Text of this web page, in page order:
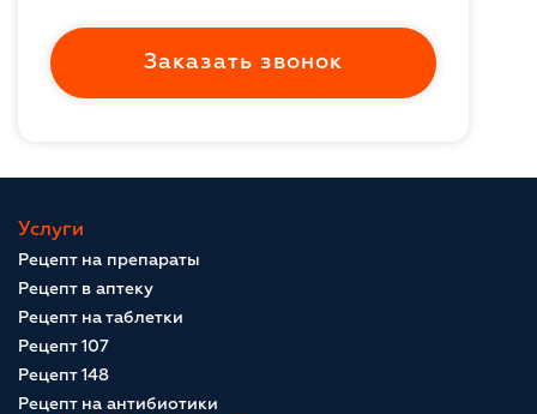
Заказать звонок
Услуги
Рецепт на препараты
Рецепт в аптеку
Рецепт на таблетки
Рецепт 107
Рецепт 148
Рецепт на антибиотики